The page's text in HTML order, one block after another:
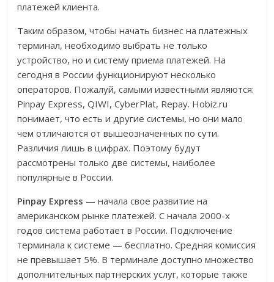
платежей клиента.
Таким образом, чтобы начать бизнес на платежных
терминал, необходимо выбрать не только
устройство, но и систему приема платежей. На
сегодня в России функционируют несколько
операторов. Пожалуй, самыми известными являются:
Pinpay Express, QIWI, CyberPlat, Repay. Hobiz.ru
понимает, что есть и другие системы, но они мало
чем отличаются от вышеозначенных по сути.
Различия лишь в цифрах. Поэтому будут
рассмотрены только две системы, наиболее
популярные в России.
Pinpay Express — начала свое развитие на
американском рынке платежей. С начала 2000-х
годов система работает в России. Подключение
терминала к системе — бесплатно. Средняя комиссия
не превышает 5%. В терминале доступно множество
дополнительных партнерских услуг, которые также